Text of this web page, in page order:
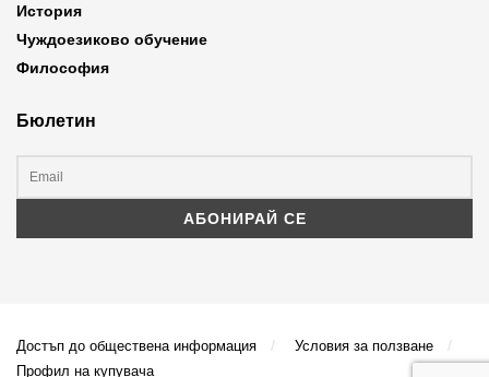
История
Чуждоезиково обучение
Философия
Бюлетин
Достъп до обществена информация
Условия за ползване
Профил на купувача